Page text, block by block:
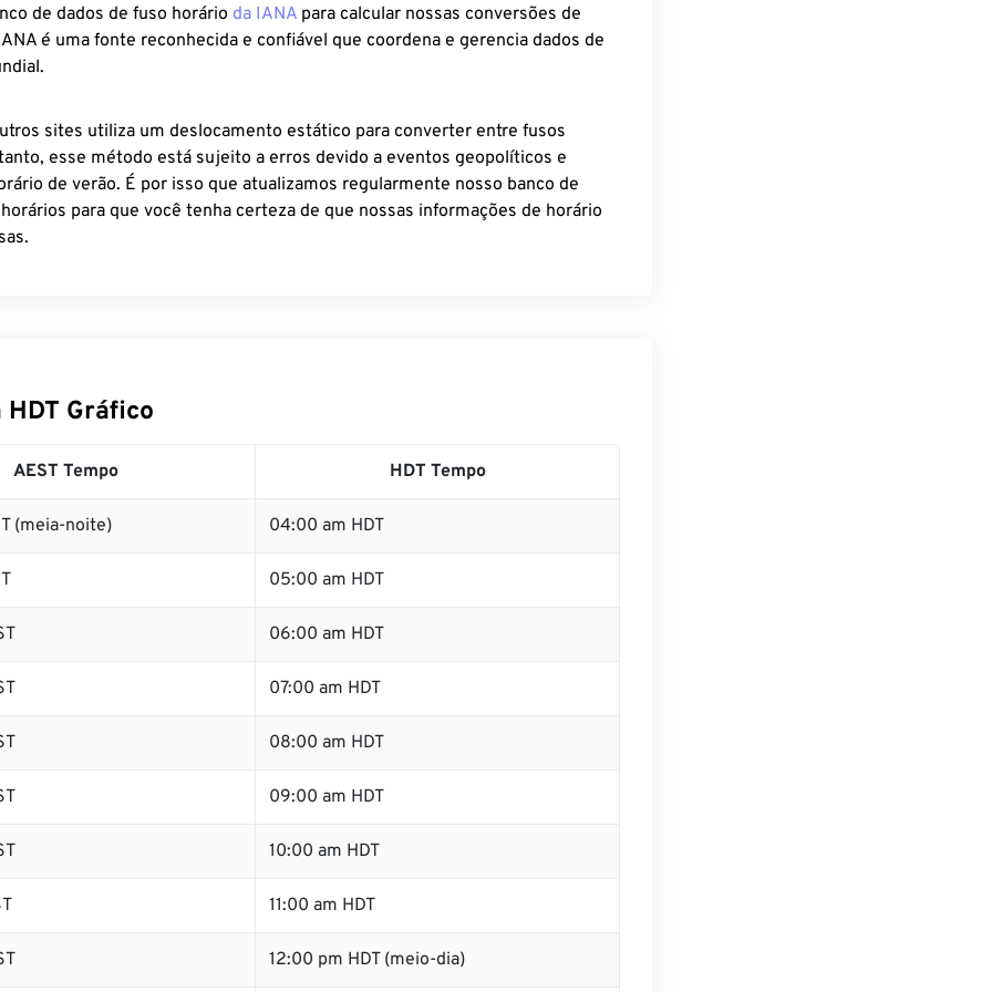
de dados de fuso horário da IANA para calcular nossas conversões de
é uma fonte reconhecida e confiável que coordena e gerencia dados de
sites utiliza um deslocamento estático para converter entre fusos
esse método está sujeito a erros devido a eventos geopolíticos e
de verão. É por isso que atualizamos regularmente nosso banco de
para que você tenha certeza de que nossas informações de horário
HDT Gráfico
AEST Tempo HDT Tempo
(meia-noite) 04:00 am HDT
05:00 am HDT
06:00 am HDT
07:00 am HDT
08:00 am HDT
09:00 am HDT
10:00 am HDT
11:00 am HDT
12:00 pm HDT (meio-dia)